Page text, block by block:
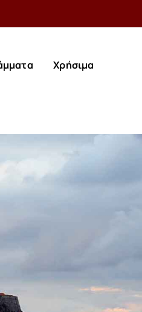
Χρήσιμα